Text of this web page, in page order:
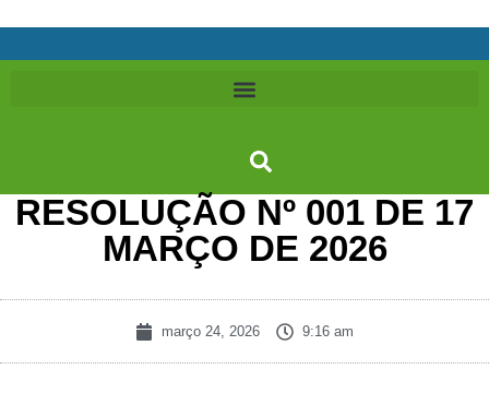
RESOLUÇÃO Nº 001 DE 17
MARÇO DE 2026
março 24, 2026 9:16 am